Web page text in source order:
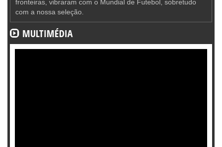
fronteiras, vibraram com o Mundial de Futebol, sobretudo
com a nossa seleção.
MULTIMÉDIA